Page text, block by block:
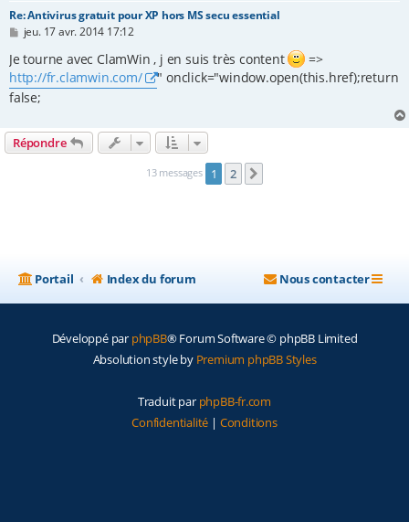
Re: Antivirus gratuit pour XP hors MS secu essential
M
e
s
s
a
g
e
jeu. 17 avr. 2014 17:12
Je tourne avec ClamWin , j en suis très content
=>
http://fr.clamwin.com/
" onclick="window.open(this.href);return
false;
Répondre
13 messages 1 2
Portail Index du forum Nous contacter
Développé par phpBB® Forum Software © phpBB Limited
Absolution style by Premium phpBB Styles
Traduit par phpBB-fr.com
Confidentialité | Conditions